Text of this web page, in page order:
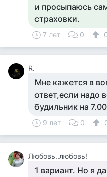
и просыпаюсь
страховки.
7 лет 0
R.
Мне кажется в
ответ,если надо
будильник на
9 лет 0
Любовь..любовь!
1 вариант. Но я